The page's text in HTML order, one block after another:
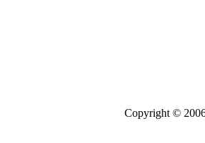
Copyright ©